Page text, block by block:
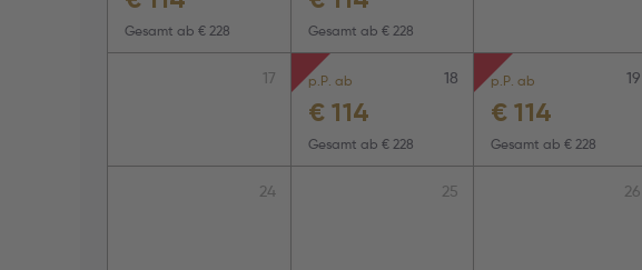
Gesamt ab € 228 Gesamt ab € 228
17 18
p.P. ab
€ 114
Gesamt ab € 228
19
p.P. ab
€ 114
Gesamt ab € 228
24 25 26